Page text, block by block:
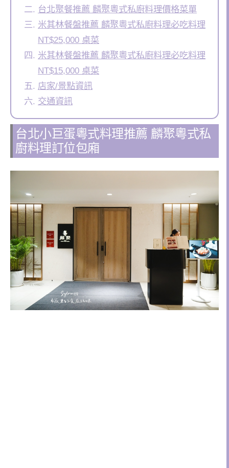
台北聚餐推薦 麟聚粵式私廚料理價格菜單
米其林餐盤推薦 麟聚粵式私廚料理必吃料理
NT$25,000 桌菜
米其林餐盤推薦 麟聚粵式私廚料理必吃料理
NT$15,000 桌菜
店家/景點資訊
交通資訊
台北小巨蛋粵式料理推薦 麟聚粵式私
廚料理訂位包廂